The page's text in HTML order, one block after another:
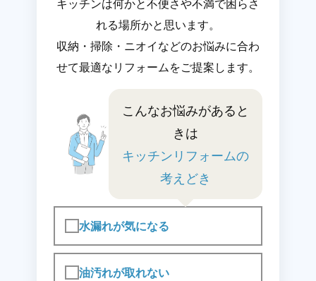
キッチンは何かと不便さや不満で困らさ
れる場所かと思います。
収納・掃除・ニオイなどのお悩みに合わ
せて最適なリフォームをご提案します。
こんなお悩みがあると
きは
キッチンリフォームの
考えどき
水漏れが気になる
油汚れが取れない